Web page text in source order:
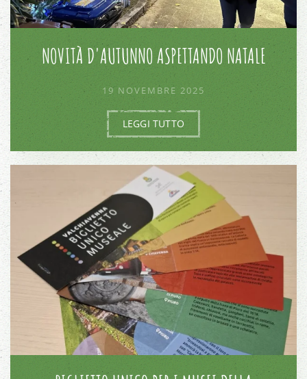
NOVITÀ D'AUTUNNO ASPETTANDO NATALE
19 NOVEMBRE 2025
LEGGI TUTTO